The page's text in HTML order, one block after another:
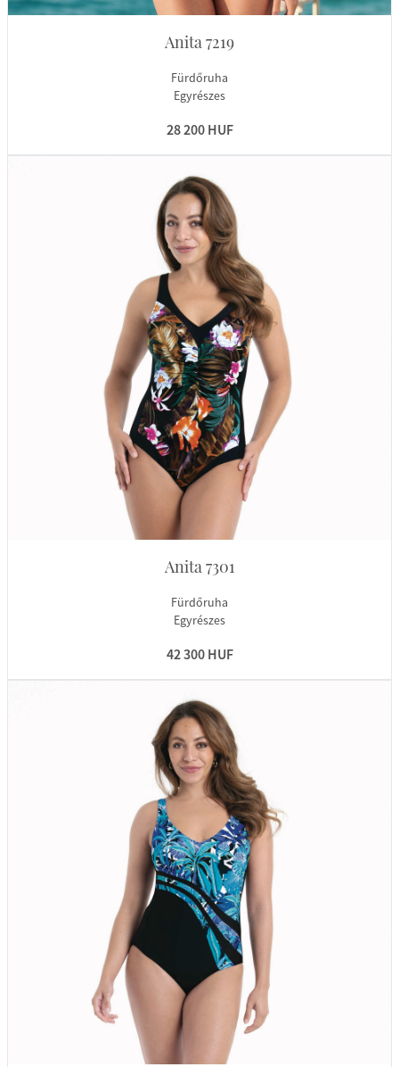
Anita 7219
Fürdőruha
Egyrészes
28 200 HUF
Anita 7301
Fürdőruha
Egyrészes
42 300 HUF